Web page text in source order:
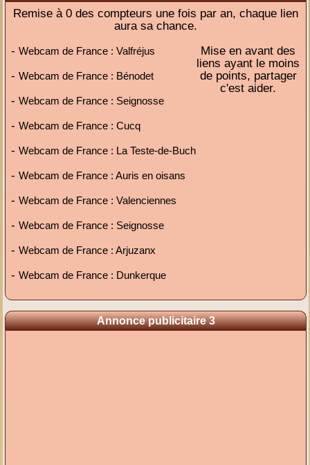
Remise à 0 des compteurs une fois par an, chaque lien
aura sa chance.
-Webcam de France : Valfréjus
-Webcam de France : Bénodet
-Webcam de France : Seignosse
-Webcam de France : Cucq
-Webcam de France : La Teste-de-Buch
-Webcam de France : Auris en oisans
-Webcam de France : Valenciennes
-Webcam de France : Seignosse
-Webcam de France : Arjuzanx
-Webcam de France : Dunkerque
Mise en avant des
liens ayant le moins
de points, partager
c'est aider.
Annonce publicitaire 3